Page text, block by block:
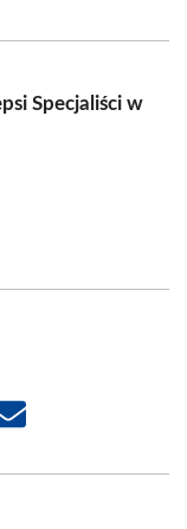
Specjaliści w
Share